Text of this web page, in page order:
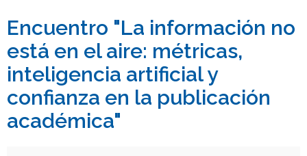
Funcionarias/os
Egresadas/os
Encuentro "La información no
está en el aire: métricas,
inteligencia artificial y
confianza en la publicación
académica"